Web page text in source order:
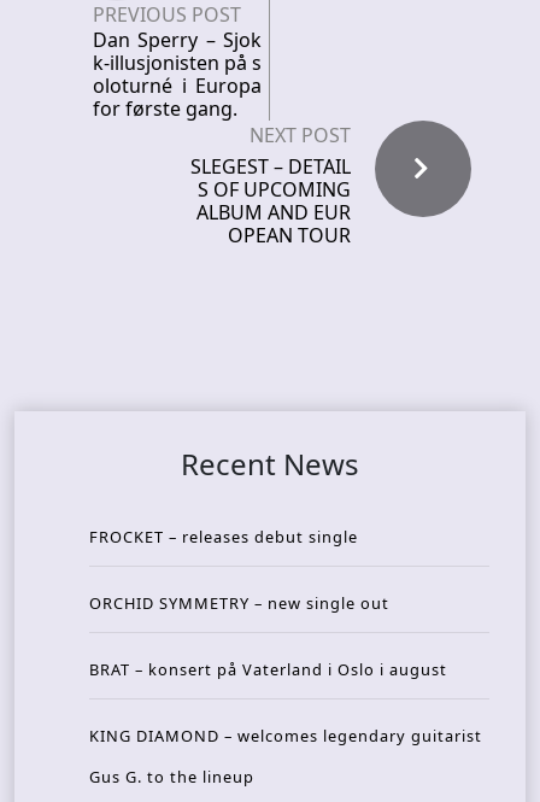
PREVIOUS POST
Dan Sperry – Sjok
k-illusjonisten på s
oloturné i Europa
for første gang.
NEXT POST
SLEGEST – DETAIL
S OF UPCOMING
ALBUM AND EUR
OPEAN TOUR
Recent News
FROCKET – releases debut single
ORCHID SYMMETRY – new single out
BRAT – konsert på Vaterland i Oslo i august
KING DIAMOND – welcomes legendary guitarist
Gus G. to the lineup